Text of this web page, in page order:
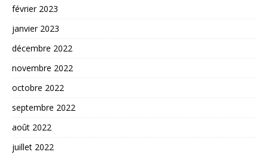
février 2023
janvier 2023
décembre 2022
novembre 2022
octobre 2022
septembre 2022
août 2022
juillet 2022